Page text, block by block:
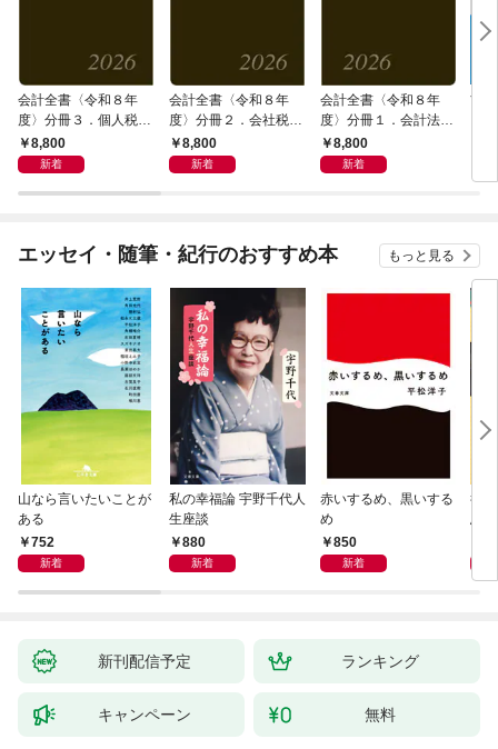
会計全書〈令和８年
度〉分冊３．個人税務
法規編
8,800
新着
会計全書〈令和８年
度〉分冊２．会社税務
法規編
8,800
新着
会計全書〈令和８年
度〉分冊１．会計法規
編8,800
新着
吉
エッセイ・随筆・紀行のおすすめ本 もっと見る
山なら言いたいことが
ある
752
新着
私の幸福論 宇野千代人
生座談
880
新着
赤いするめ、黒いする
め
850
新着
行
思
新刊配信予定 ランキング
キャンペーン 無料